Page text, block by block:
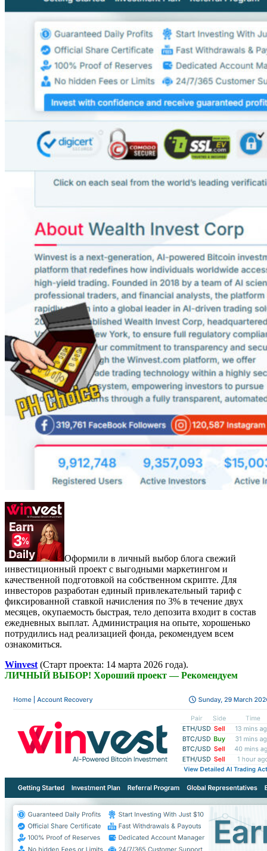
Оформили в личный выбор блога свежий
инвестиционный проект с выгодными маркетингом и
качественной подготовкой на собственном скрипте. Для
инвесторов разработан единый привлекательный тариф с
фиксированной ставкой начисления по 3% в течение двух
месяцев, окупаемость быстрая, тело депозита входит в состав
ежедневных выплат. Администрация на опыте, хорошенько
потрудились над реализацией фонда, рекомендуем всем
ознакомиться.
Winvest (Старт проекта: 14 марта 2026 года).
ЛИЧНЫЙ ВЫБОР! Хороший проект — Рекомендуем